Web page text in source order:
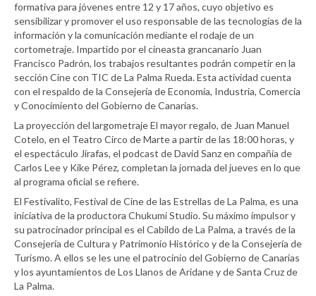
formativa para jóvenes entre 12 y 17 años, cuyo objetivo es
sensibilizar y promover el uso responsable de las tecnologías de la
información y la comunicación mediante el rodaje de un
cortometraje. Impartido por el cineasta grancanario Juan
Francisco Padrón, los trabajos resultantes podrán competir en la
sección Cine con TIC de La Palma Rueda. Esta actividad cuenta
con el respaldo de la Consejería de Economía, Industria, Comercia
y Conocimiento del Gobierno de Canarias.
La proyección del largometraje El mayor regalo, de Juan Manuel
Cotelo, en el Teatro Circo de Marte a partir de las 18:00 horas, y
el espectáculo Jirafas, el podcast de David Sanz en compañía de
Carlos Lee y Kike Pérez, completan la jornada del jueves en lo que
al programa oficial se refiere.
El Festivalito, Festival de Cine de las Estrellas de La Palma, es una
iniciativa de la productora Chukumi Studio. Su máximo impulsor y
su patrocinador principal es el Cabildo de La Palma, a través de la
Consejería de Cultura y Patrimonio Histórico y de la Consejería de
Turismo. A ellos se les une el patrocinio del Gobierno de Canarias
y los ayuntamientos de Los Llanos de Aridane y de Santa Cruz de
La Palma.